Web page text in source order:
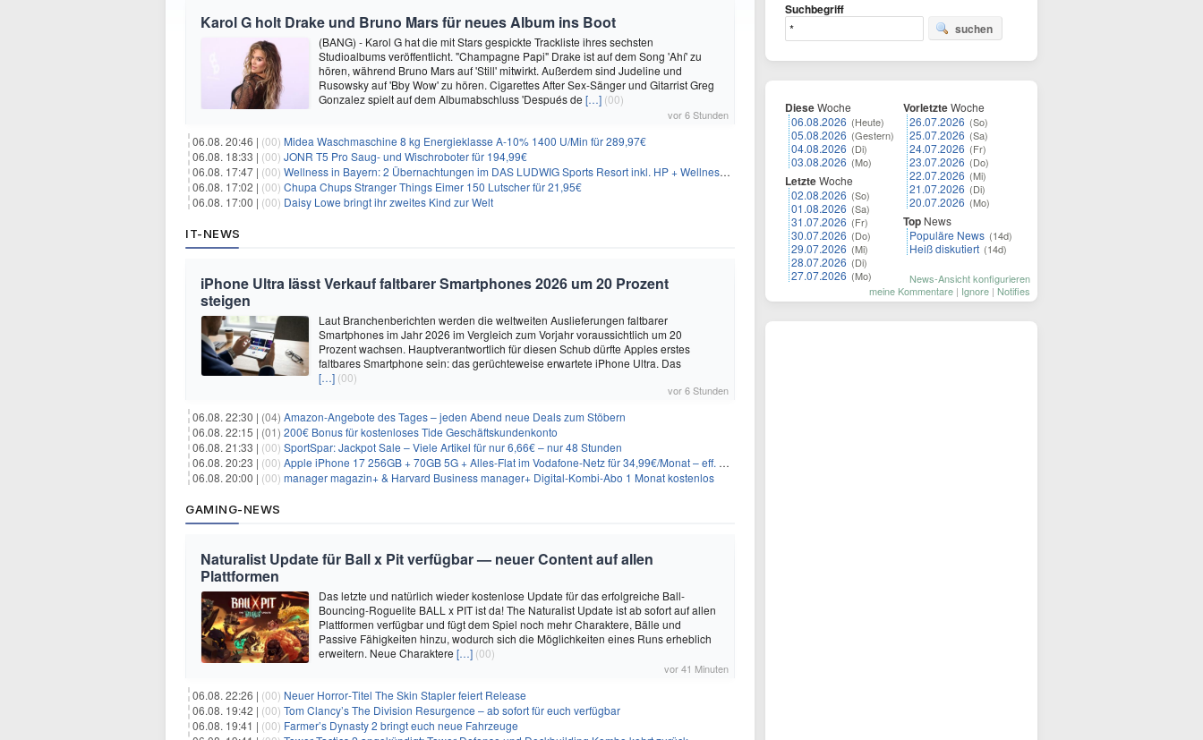
Karol G holt Drake und Bruno Mars für neues Album ins Boot
(BANG) - Karol G hat die mit Stars gespickte Trackliste ihres sechsten
Studioalbums veröffentlicht. "Champagne Papi" Drake ist auf dem Song 'Ahí' zu
hören, während Bruno Mars auf 'Still' mitwirkt. Außerdem sind Judeline und
Rusowsky auf 'Bby Wow' zu hören. Cigarettes After Sex-Sänger und Gitarrist Greg
Gonzalez spielt auf dem Albumabschluss 'Después de […] (00)
vor 6 Stunden
06.08. 20:46 | (00) Midea Waschmaschine 8 kg Energieklasse A-10% 1400 U/Min für 289,97€
06.08. 18:33 | (00) JONR T5 Pro Saug- und Wischroboter für 194,99€
06.08. 17:47 | (00) Wellness in Bayern: 2 Übernachtungen im DAS LUDWIG Sports Resort inkl. HP + Wellness ab 174€ p.P.
06.08. 17:02 | (00) Chupa Chups Stranger Things Eimer 150 Lutscher für 21,95€
06.08. 17:00 | (00) Daisy Lowe bringt ihr zweites Kind zur Welt
IT-NEWS
iPhone Ultra lässt Verkauf faltbarer Smartphones 2026 um 20 Prozent
steigen
Laut Branchenberichten werden die weltweiten Auslieferungen faltbarer
Smartphones im Jahr 2026 im Vergleich zum Vorjahr voraussichtlich um 20
Prozent wachsen. Hauptverantwortlich für diesen Schub dürfte Apples erstes
faltbares Smartphone sein: das gerüchteweise erwartete iPhone Ultra. Das
[…] (00)
vor 6 Stunden
06.08. 22:30 | (04) Amazon-Angebote des Tages – jeden Abend neue Deals zum Stöbern
06.08. 22:15 | (01) 200€ Bonus für kostenloses Tide Geschäftskundenkonto
06.08. 21:33 | (00) SportSpar: Jackpot Sale – Viele Artikel für nur 6,66€ – nur 48 Stunden
06.08. 20:23 | (00) Apple iPhone 17 256GB + 70GB 5G + Alles-Flat im Vodafone-Netz für 34,99€/Monat – eff. 4,65€/Monat
06.08. 20:00 | (00) manager magazin+ & Harvard Business manager+ Digital-Kombi-Abo 1 Monat kostenlos
GAMING-NEWS
Naturalist Update für Ball x Pit verfügbar — neuer Content auf allen
Plattformen
Das letzte und natürlich wieder kostenlose Update für das erfolgreiche Ball-
Bouncing-Roguelite BALL x PIT ist da! The Naturalist Update ist ab sofort auf allen
Plattformen verfügbar und fügt dem Spiel noch mehr Charaktere, Bälle und
Passive Fähigkeiten hinzu, wodurch sich die Möglichkeiten eines Runs erheblich
erweitern. Neue Charaktere […] (00)
vor 41 Minuten
06.08. 22:26 | (00) Neuer Horror‑Titel The Skin Stapler feiert Release
06.08. 19:42 | (00) Tom Clancy’s The Division Resurgence – ab sofort für euch verfügbar
06.08. 19:41 | (00) Farmer’s Dynasty 2 bringt euch neue Fahrzeuge
Suchbegriff
suchen
DieseWoche
06.08.2026 (Heute)
05.08.2026 (Gestern)
04.08.2026 (Di)
03.08.2026 (Mo)
LetzteWoche
02.08.2026 (So)
01.08.2026 (Sa)
31.07.2026 (Fr)
30.07.2026 (Do)
29.07.2026 (Mi)
28.07.2026 (Di)
27.07.2026 (Mo)
VorletzteWoche
26.07.2026 (So)
25.07.2026 (Sa)
24.07.2026 (Fr)
23.07.2026 (Do)
22.07.2026 (Mi)
21.07.2026 (Di)
20.07.2026 (Mo)
Top News
Populäre News (14d)
Heiß diskutiert (14d)
News-Ansicht konfigurieren
meine Kommentare | Ignore | Notifies